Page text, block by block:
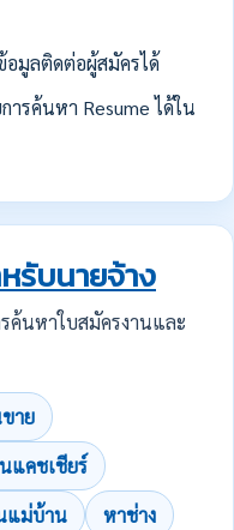
อมูลติดต่อผู้สมัครได้
ารค้นหา Resume ได้ใน
รับนายจ้าง
ค้นหาใบสมัครงานและ
าย
แคชเชียร์
แม่บ้าน
หาช่าง